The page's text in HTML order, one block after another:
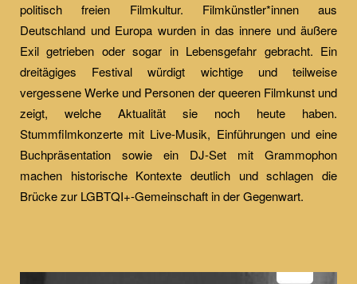
politisch freien Filmkultur. Filmkünstler*innen aus
Deutschland und Europa wurden in das innere und äußere
Exil getrieben oder sogar in Lebensgefahr gebracht. Ein
dreitägiges Festival würdigt wichtige und teilweise
vergessene Werke und Personen der queeren Filmkunst und
zeigt, welche Aktualität sie noch heute haben.
Stummfilmkonzerte mit Live-Musik, Einführungen und eine
Buchpräsentation sowie ein DJ-Set mit Grammophon
machen historische Kontexte deutlich und schlagen die
Brücke zur LGBTQI+-Gemeinschaft in der Gegenwart.